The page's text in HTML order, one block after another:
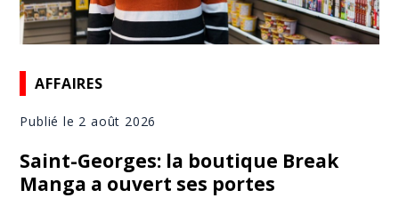
AFFAIRES
Publié le 2 août 2026
Saint-Georges: la boutique Break
Manga a ouvert ses portes